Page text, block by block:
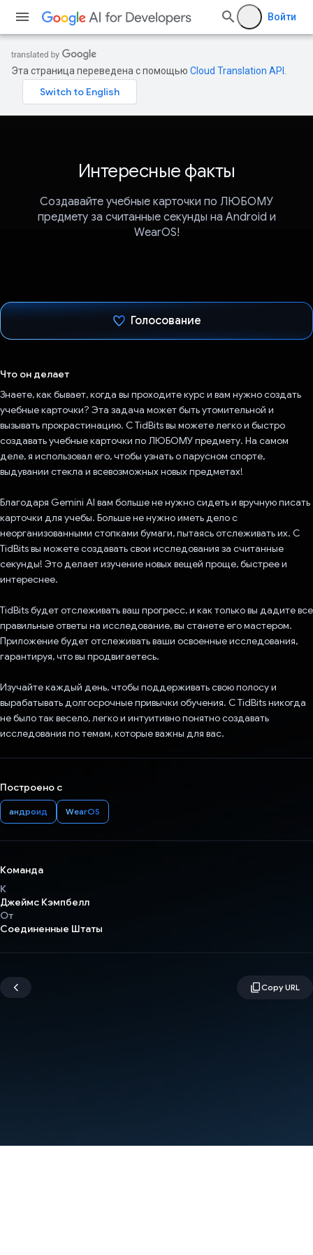
Войти
Эта страница переведена с помощью Cloud Translation API
Интересные факты
Создавайте учебные карточки по ЛЮБОМУ
предмету за считанные секунды на Android и
WearOS!
Голосование
Что он делает
Знаете, как бывает, когда вы проходите курс и вам нужно создать
учебные карточки? Эта задача может быть утомительной и
вызывать прокрастинацию. С TidBits вы можете легко и быстро
создавать учебные карточки по ЛЮБОМУ предмету. На самом
деле, я использовал его, чтобы узнать о парусном спорте,
выдувании стекла и всевозможных новых предметах!
Благодаря Gemini AI вам больше не нужно сидеть и вручную писать
карточки для учебы. Больше не нужно иметь дело с
неорганизованными стопками бумаги, пытаясь отслеживать их. С
TidBits вы можете создавать свои исследования за считанные
секунды! Это делает изучение новых вещей проще, быстрее и
интереснее.
TidBits будет отслеживать ваш прогресс, и как только вы дадите все
правильные ответы на исследование, вы станете его мастером.
Приложение будет отслеживать ваши освоенные исследования,
гарантируя, что вы продвигаетесь.
Изучайте каждый день, чтобы поддерживать свою полосу и
вырабатывать долгосрочные привычки обучения. С TidBits никогда
не было так весело, легко и интуитивно понятно создавать
исследования по темам, которые важны для вас.
Построено с
андроид WearOS
Команда
К
Джеймс Кэмпбелл
От
Соединенные Штаты